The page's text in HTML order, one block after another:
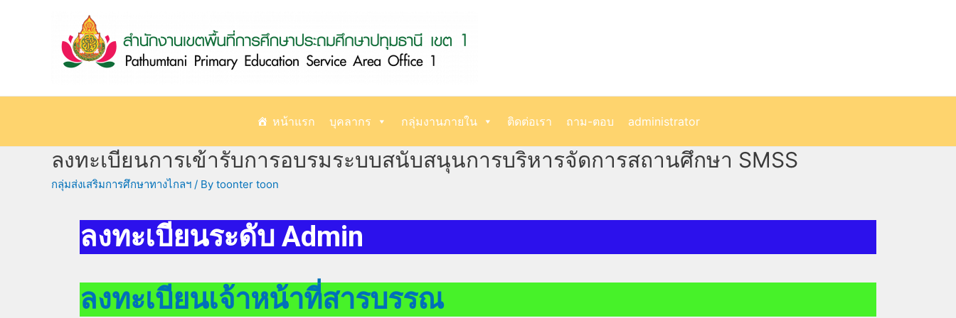
หน้าแรก บุคลากร กลุ่มงานภายใน ติดต่อเรา ถาม-ตอบ administrator
ลงทะเบียนการเข้ารับการอบรมระบบสนับสนุนการบริหารจัดการสถานศึกษา SMSS
กลุ่มส่งเสริมการศึกษาทางไกลฯ / By toonter toon
ลงทะเบียนระดับ Admin
ลงทะเบียนเจ้าหน้าที่สารบรรณ